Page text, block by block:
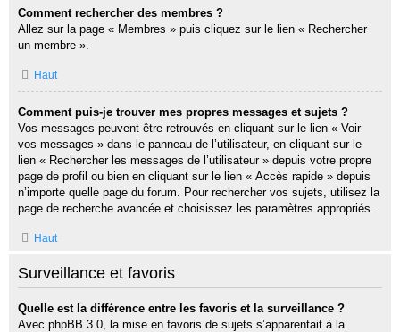
Comment rechercher des membres ?
Allez sur la page « Membres » puis cliquez sur le lien « Rechercher
un membre ».
Haut
Comment puis-je trouver mes propres messages et sujets ?
Vos messages peuvent être retrouvés en cliquant sur le lien « Voir
vos messages » dans le panneau de l’utilisateur, en cliquant sur le
lien « Rechercher les messages de l’utilisateur » depuis votre propre
page de profil ou bien en cliquant sur le lien « Accès rapide » depuis
n’importe quelle page du forum. Pour rechercher vos sujets, utilisez la
page de recherche avancée et choisissez les paramètres appropriés.
Haut
Surveillance et favoris
Quelle est la différence entre les favoris et la surveillance ?
Avec phpBB 3.0, la mise en favoris de sujets s’apparentait à la